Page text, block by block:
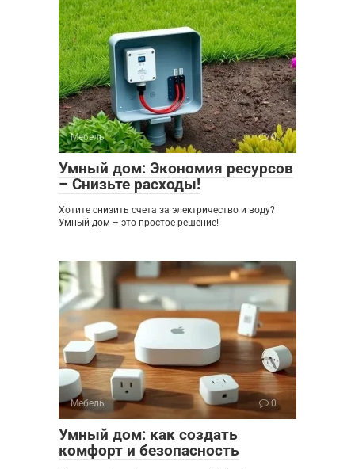
Мебель 0
Умный дом: Экономия ресурсов
– Снизьте расходы!
Хотите снизить счета за электричество и воду?
Умный дом – это простое решение!
Мебель 0
Умный дом: как создать
комфорт и безопасность